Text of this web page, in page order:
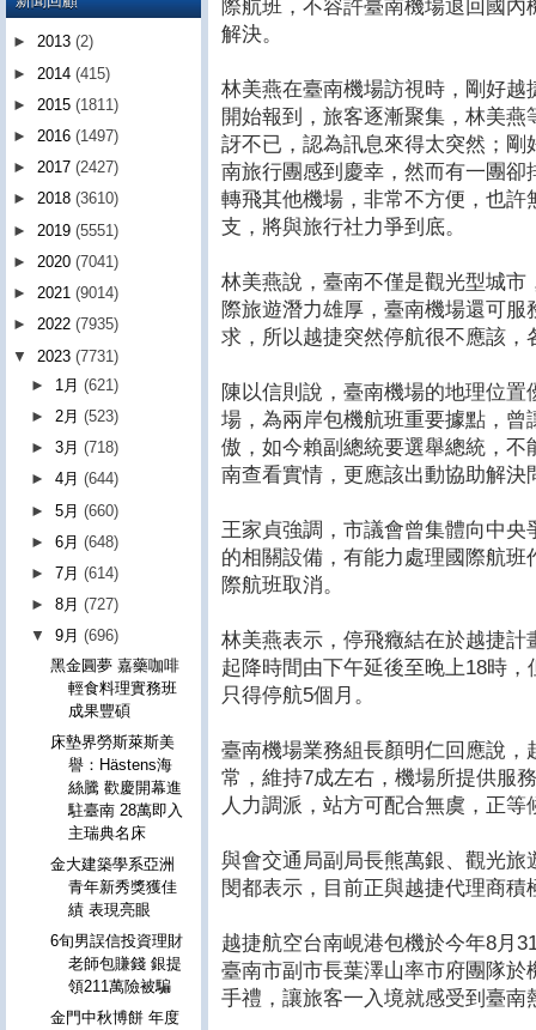
際航班，不容許臺南機場退回國
解決。
林美燕在臺南機場訪視時，剛好
開始報到，旅客逐漸聚集，林美
訝不已，認為訊息來得太突然；
南旅行團感到慶幸，然而有一團
轉飛其他機場，非常不方便，也
支，將與旅行社力爭到底。
林美燕說，臺南不僅是觀光型城
際旅遊潛力雄厚，臺南機場還可
求，所以越捷突然停航很不應該，
陳以信則說，臺南機場的地理位
場，為兩岸包機航班重要據點，
傲，如今賴副總統要選舉總統，
南查看實情，更應該出動協助解決
王家貞強調，市議會曾集體向中
的相關設備，有能力處理國際航
際航班取消。
林美燕表示，停飛癥結在於越捷
起降時間由下午延後至晚上18時
只得停航5個月。
臺南機場業務組長顏明仁回應說
常，維持7成左右，機場所提供服
人力調派，站方可配合無虞，正
與會交通局副局長熊萬銀、觀光
閔都表示，目前正與越捷代理商積
越捷航空台南峴港包機於今年8月
臺南市副市長葉澤山率市府團隊
手禮，讓旅客一入境就感受到臺南
► 2013 (2)
► 2014 (415)
► 2015 (1811)
► 2016 (1497)
► 2017 (2427)
► 2018 (3610)
► 2019 (5551)
► 2020 (7041)
► 2021 (9014)
► 2022 (7935)
▼ 2023 (7731)
► 1月(621)
► 2月(523)
►3月(718)
►4月(644)
►5月(660)
►6月(648)
►7月(614)
►8月(727)
▼9月(696)
黑金圓夢 嘉藥咖啡
輕食料理實務班
成果豐碩
床墊界勞斯萊斯美
譽：Hästens海
絲騰 歡慶開幕進
駐臺南 28萬即入
主瑞典名床
金大建築學系亞洲
青年新秀獎獲佳
績 表現亮眼
6旬男誤信投資理財
老師包賺錢 銀提
領211萬險被騙
金門中秋博餅 年度